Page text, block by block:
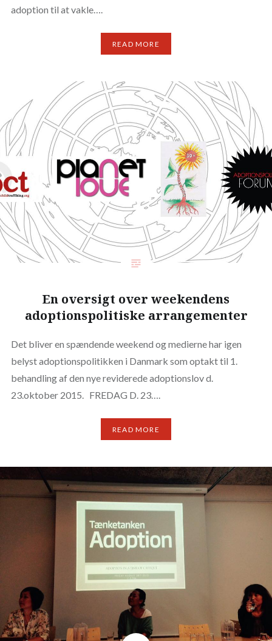
adoption til at vakle….
READ MORE
En oversigt over weekendens
adoptionspolitiske arrangementer
Det bliver en spændende weekend og medierne har igen
belyst adoptionspolitikken i Danmark som optakt til 1.
behandling af den nye reviderede adoptionslov d.
23.oktober 2015. FREDAG D. 23….
READ MORE